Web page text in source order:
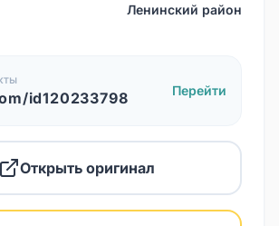
Ленинский район
id120233798 Перейти
Открыть оригинал